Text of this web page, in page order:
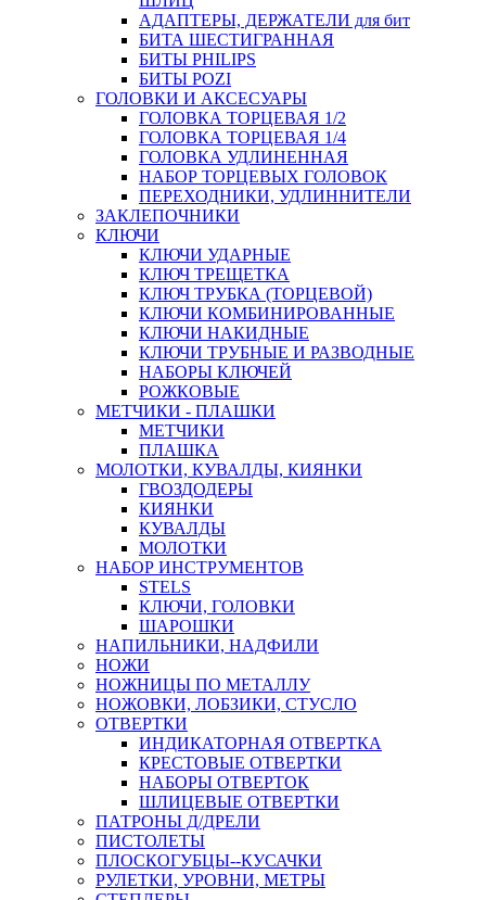
АДАПТЕРЫ, ДЕРЖАТЕЛИ для бит
БИТА ШЕСТИГРАННАЯ
БИТЫ PHILIPS
БИТЫ POZI
ГОЛОВКИ И АКСЕСУАРЫ
ГОЛОВКА ТОРЦЕВАЯ 1/2
ГОЛОВКА ТОРЦЕВАЯ 1/4
ГОЛОВКА УДЛИНЕННАЯ
НАБОР ТОРЦЕВЫХ ГОЛОВОК
ПЕРЕХОДНИКИ, УДЛИННИТЕЛИ
ЗАКЛЕПОЧНИКИ
КЛЮЧИ
КЛЮЧИ УДАРНЫЕ
КЛЮЧ ТРЕЩЕТКА
КЛЮЧ ТРУБКА (ТОРЦЕВОЙ)
КЛЮЧИ КОМБИНИРОВАННЫЕ
КЛЮЧИ НАКИДНЫЕ
КЛЮЧИ ТРУБНЫЕ И РАЗВОДНЫЕ
НАБОРЫ КЛЮЧЕЙ
РОЖКОВЫЕ
МЕТЧИКИ - ПЛАШКИ
МЕТЧИКИ
ПЛАШКА
МОЛОТКИ, КУВАЛДЫ, КИЯНКИ
ГВОЗДОДЕРЫ
КИЯНКИ
КУВАЛДЫ
МОЛОТКИ
НАБОР ИНСТРУМЕНТОВ
STELS
КЛЮЧИ, ГОЛОВКИ
ШАРОШКИ
НАПИЛЬНИКИ, НАДФИЛИ
НОЖИ
НОЖНИЦЫ ПО МЕТАЛЛУ
НОЖОВКИ, ЛОБЗИКИ, СТУСЛО
ОТВЕРТКИ
ИНДИКАТОРНАЯ ОТВЕРТКА
КРЕСТОВЫЕ ОТВЕРТКИ
НАБОРЫ ОТВЕРТОК
ШЛИЦЕВЫЕ ОТВЕРТКИ
ПАТРОНЫ Д/ДРЕЛИ
ПИСТОЛЕТЫ
ПЛОСКОГУБЦЫ--КУСАЧКИ
РУЛЕТКИ, УРОВНИ, МЕТРЫ